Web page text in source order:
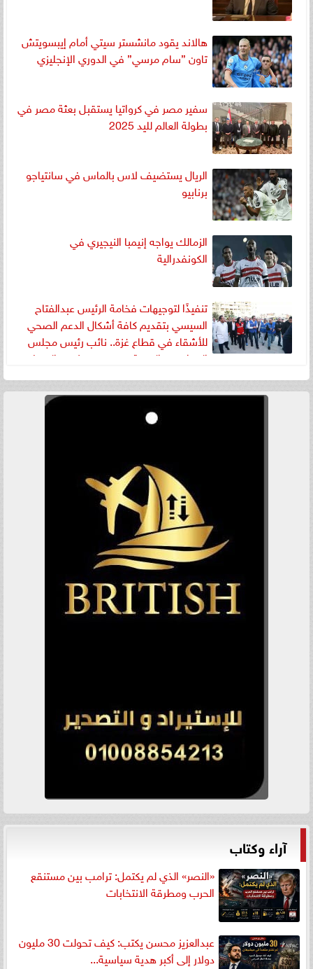
هالاند يقود مانشستر سيتي أمام إيبسويتش
تاون ”سام مرسي” في الدوري الإنجليزي
سفير مصر في كرواتيا يستقبل بعثة مصر في
بطولة العالم لليد 2025
الريال يستضيف لاس بالماس في سانتياجو
برنابيو
الزمالك يواجه إنيمبا النيجيري في
الكونفدرالية
تنفيذًا لتوجيهات فخامة الرئيس عبدالفتاح
السيسي بتقديم كافة أشكال الدعم الصحي
للأشقاء في قطاع غزة.. نائب رئيس مجلس
الوزراء وزير الصحة يتفقد مستشفى العريش
آراء وكتاب
«النصر» الذي لم يكتمل: ترامب بين مستنقع
الحرب ومطرقة الانتخابات
عبدالعزيز محسن يكتب: كيف تحولت 30 مليون
دولار إلى أكبر هدية سياسية...